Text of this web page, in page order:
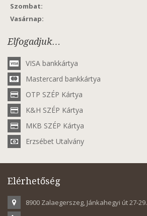
Szombat:
Vasárnap:
Elfogadjuk…
VISA bankkártya
Mastercard bankkártya
OTP SZÉP Kártya
K&H SZÉP Kártya
MKB SZÉP Kártya
Erzsébet Utalvány
Elérhetőség
8900 Zalaegerszeg, Jánkahegyi út 27-29.